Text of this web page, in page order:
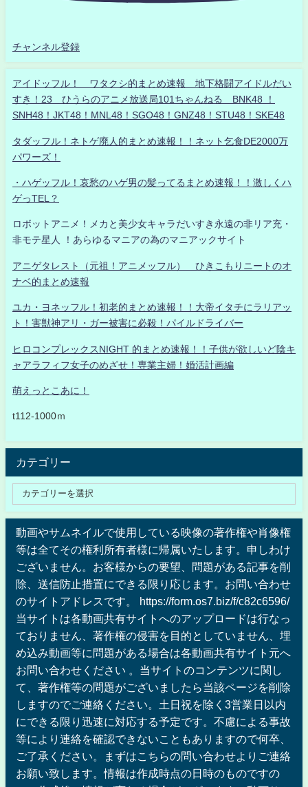
チャンネル登録
アイドッフル！ ワタクシ的まとめ速報 地下格闘アイドルだい
すき！23 ひうらのアニメ放送局101ちゃんねる BNK48 ！
SNH48！JKT48！MNL48！SGO48！GNZ48！STU48！SKE48
タダッフル！ネトゲ廃人的まとめ速報！！ネット乞食DE2000万
パワーズ！
・ハゲッフル！哀愁のハゲ男の髪ってるまとめ速報！！激しくハ
ゲっTEL？
ロボットアニメ！メカと美少女キャラだいすき永遠の非リア充・
非モテ星人 ！あらゆるマニアの為のマニアックサイト
アニゲタレスト（元祖！アニメッフル） ひきこもりニートのオ
ナベ的まとめ速報
ユカ・ヨネッフル！初老的まとめ速報！！大帝イタチにラリアッ
ト！害獣神アリ・ガー被害に必殺！パイルドライバー
ヒロコンプレックスNIGHT 的まとめ速報！！子供が欲しいど陰キ
ャアラフィフ女子のめざせ！専業主婦！婚活計画編
萌えっとこあに！
t112-1000ｍ
カテゴリー
動画やサムネイルで使用している映像の著作権や肖像権
等は全てその権利所有者様に帰属いたします。申しわけ
ございません。お客様からの要望、問題がある記事を削
除、送信防止措置にできる限り応じます。お問い合わせ
のサイトアドレスです。 https://form.os7.biz/f/c82c6596/
当サイトは各動画共有サイトへのアップロードは行なっ
ておりません、著作権の侵害を目的としていません、埋
め込み動画等に問題がある場合は各動画共有サイト元へ
お問い合わせください 。当サイトのコンテンツに関し
て、著作権等の問題がございましたら当該ページを削除
しますのでご連絡ください。土日祝を除く3営業日以内
にできる限り迅速に対応する予定です。不慮による事故
等により連絡を確認できないこともありますので何卒、
ご了承ください。まずはこちらの問い合わせよりご連絡
お願い致します。情報は作成時点の日時のものですの